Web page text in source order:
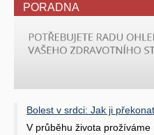
PORADNA
Bolest v srdci: Jak ji
V průběhu života